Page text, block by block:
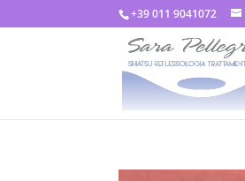
+39 011 9041072